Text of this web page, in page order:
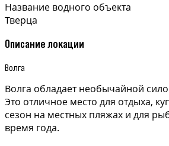
Название водного объекта
Тверца
Описание локации
Волга
Волга обладает необычайной
Это отличное место для отдыха,
сезон на местных пляжах и для
время года.